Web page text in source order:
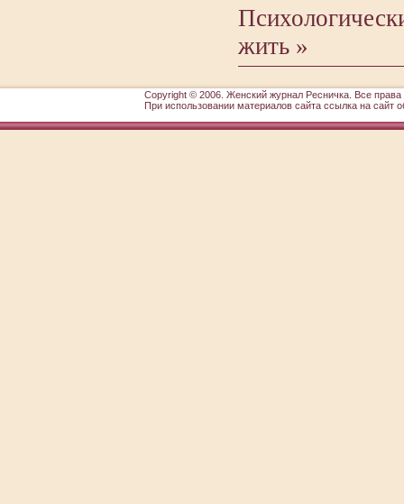
жить »
Copyright © 2006. Женский журнал Ресничка . Все
При использовании материалов сайта ссылка на сайт